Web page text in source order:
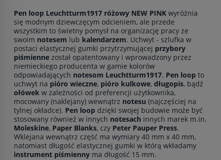
Pen loop Leuchtturm1917 różowy NEW PINK wyróżnia
się modnym dziewczęcym odcieniem, ale przede
wszystkim to świetny pomysł na organizację pracy ze
swoim notesem lub kalendarzem. Uchwyt - szlufka w
postaci elastycznej gumki przytrzymującej przybory
piśmienne został opatentowany i wprowadzony przez
niemieckiego producenta w gamie kolorów
odpowiadających notesom Leuchtturm1917. Pen loop to
uchwyt na pióro wieczne, pióro kulkowe, długopis, bądź
ołówek w zależności od preferencji użytkownika,
mocowany (naklejany) wewnątrz notesu (najczęściej na
tylnej okładce). Pen loop dzięki swojej budowie może być
stosowany również w innych notesach innych marek m.in.
Moleskine, Paper Blanks, czy Peter Pauper Press.
Wklejana wewnątrz część ma wymiary 40 mm x 40 mm,
natomiast długość elastycznej gumki w którą wkładamy
instrument piśmienny ma długość 15 mm.